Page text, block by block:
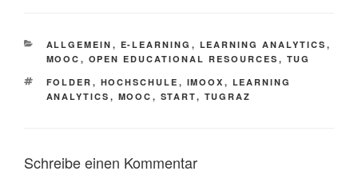
KATEGORIEN
ALLGEMEIN , E-LEARNING , LEARNING ANALYTICS ,
MOOC , OPEN EDUCATIONAL RESOURCES , TUG
SCHLAGWÖRTER
FOLDER , HOCHSCHULE , IMOOX , LEARNING
ANALYTICS , MOOC , START, TUGRAZ
Schreibe einen Kommentar